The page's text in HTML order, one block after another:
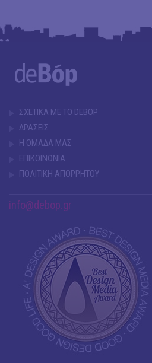
ΣΧΕΤΙΚΑ ΜΕ ΤΟ DEBOP
ΔΡΑΣΕΙΣ
Η ΟΜΑΔΑ ΜΑΣ
ΕΠΙΚΟΙΝΩΝΙΑ
ΠΟΛΙΤΙΚΗ ΑΠΟΡΡΗΤΟΥ
info@debop.gr